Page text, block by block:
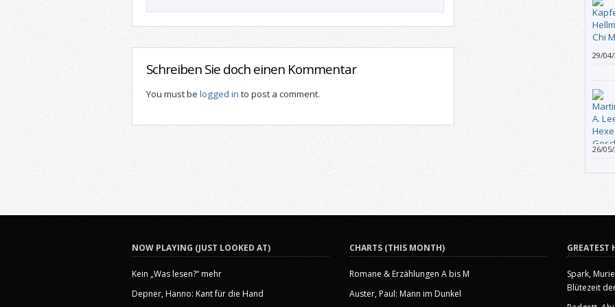
Schreiben Sie doch einen Kommentar
You must be logged in to post a comment.
ich
29/
mich
26/
NOW PLAYING (JUST LOOKED AT)
Kein „Was lesen?“ mehr
Depner, Hanno: Kant für die Hand
CHARTS (THIS MONTH)
Romane & Erzählungen A bis M
Auster, Paul: Mann im Dunkel
GREATEST
Spark,
Blütezeit